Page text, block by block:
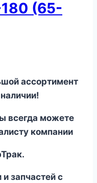
(65-
ассортимент
всегда можете
компании
запчастей с